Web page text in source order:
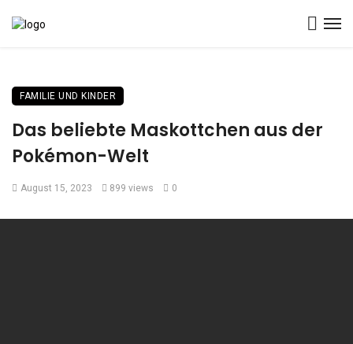
FAMILIE UND KINDER
Das beliebte Maskottchen aus der
Pokémon-Welt
August 15, 2023 899 views 0